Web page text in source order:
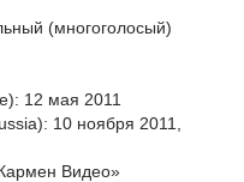
(многоголосый)
12 мая 2011
10 ноября 2011,
Видео»